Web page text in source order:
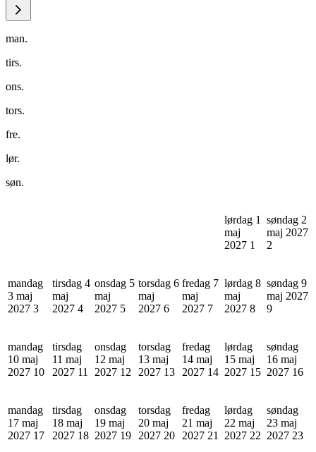
man.
tirs.
ons.
tors.
fre.
lør.
søn.
lørdag 1
maj
2027 1
søndag 2
maj 2027
2
mandag
3 maj
2027 3
tirsdag 4
maj
2027 4
onsdag 5
maj
2027 5
torsdag 6
maj
2027 6
fredag 7
maj
2027 7
lørdag 8
maj
2027 8
søndag 9
maj 2027
9
mandag
10 maj
2027 10
tirsdag
11 maj
2027 11
onsdag
12 maj
2027 12
torsdag
13 maj
2027 13
fredag
14 maj
2027 14
lørdag
15 maj
2027 15
søndag
16 maj
2027 16
mandag
17 maj
2027 17
tirsdag
18 maj
2027 18
onsdag
19 maj
2027 19
torsdag
20 maj
2027 20
fredag
21 maj
2027 21
lørdag
22 maj
2027 22
søndag
23 maj
2027 23